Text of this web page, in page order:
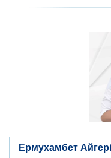
Ермухамбет